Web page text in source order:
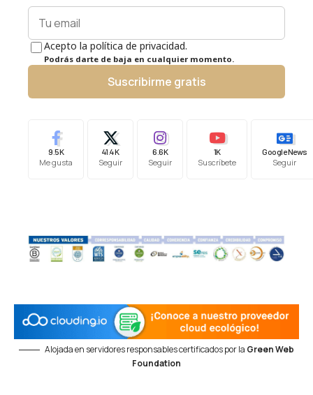
Acepto la política de privacidad.
Podrás darte de baja en cualquier momento.
Suscribirme gratis
9.5K
Me gusta
41.4K
Seguir
6.6K
Seguir
1K
Suscríbete
Google News
Seguir
Alojada en servidores responsables certificados por la Green Web
Foundation